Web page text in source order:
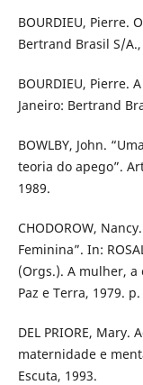
BOURDIEU, Pierre.
Bertrand Brasil S/A.,
BOURDIEU, Pierre.
Janeiro: Bertrand
BOWLBY, John.
teoria do apego”.
1989.
CHODOROW,
Feminina”. In:
(Orgs.). A mulher, a
Paz e Terra, 1979.
DEL PRIORE,
maternidade e
Escuta, 1993.